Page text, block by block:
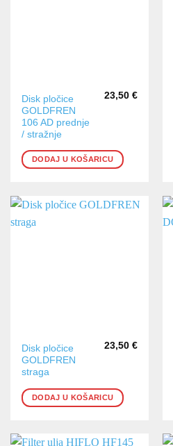
Disk pločice
GOLDFREN
106 AD prednje
/ stražnje
23,50 €
DODAJ U KOŠARICU
Disk pločice
GOLDFREN
straga
23,50 €
DODAJ U KOŠARICU